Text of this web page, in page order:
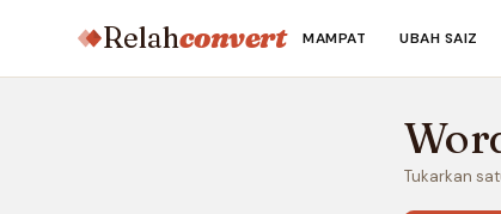
Relahconvert MAMPAT UBAH SAIZ
Tukarkan